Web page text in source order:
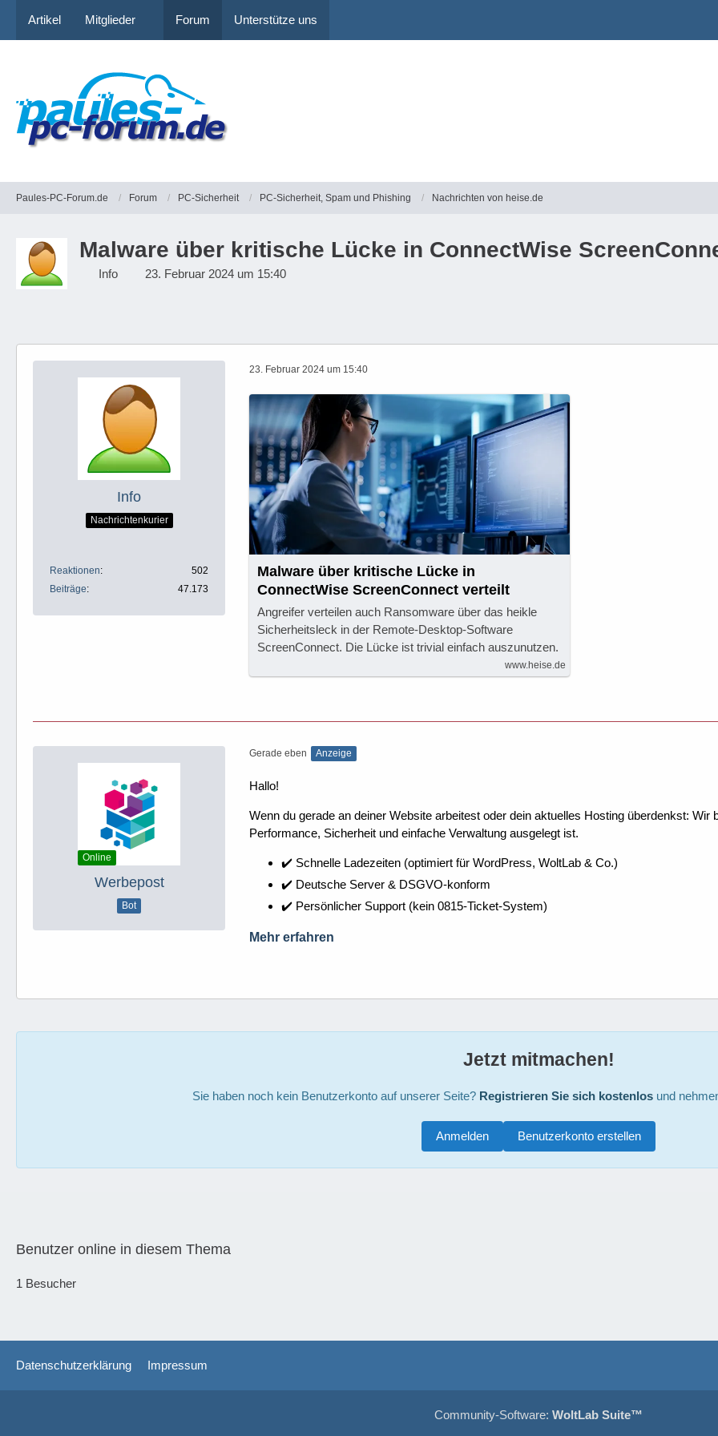
Artikel Mitglieder Forum Unterstütze uns
Paules-PC-Forum.de Forum PC-Sicherheit PC-Sicherheit, Spam und Phishing Nachrichten von heise.de
Malware über kritische Lücke in ConnectWise
Info 23. Februar 2024 um 15:40
Info
Nachrichtenkurier
Reaktionen
502
Beiträge
47.173
23. Februar 2024 um 15:40
Malware über kritische Lücke in
ConnectWise ScreenConnect verteilt
Angreifer verteilen auch Ransomware über das heikle
Sicherheitsleck in der Remote-Desktop-Software
ScreenConnect. Die Lücke ist trivial einfach auszunutzen.
www.heise.de
Online
Werbepost
Bot
Gerade eben Anzeige
Hallo!
Wenn du gerade an deiner Website arbeitest oder dein aktuelles Hosting überdenkst:
Performance, Sicherheit und einfache Verwaltung ausgelegt ist.
✔️ Schnelle Ladezeiten (optimiert für WordPress, WoltLab & Co.)
✔️ Deutsche Server & DSGVO-konform
✔️ Persönlicher Support (kein 0815-Ticket-System)
Mehr erfahren
Jetzt mitmachen!
Sie haben noch kein Benutzerkonto auf unserer Seite? Registrieren Sie sich kostenlosund
Benutzerkonto erstellen
Anmelden
Benutzer online in diesem Thema
1 Besucher
Datenschutzerklärung Impressum
Community-Software: WoltLab Suite™